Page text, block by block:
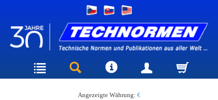
Angezeigte Währung: €